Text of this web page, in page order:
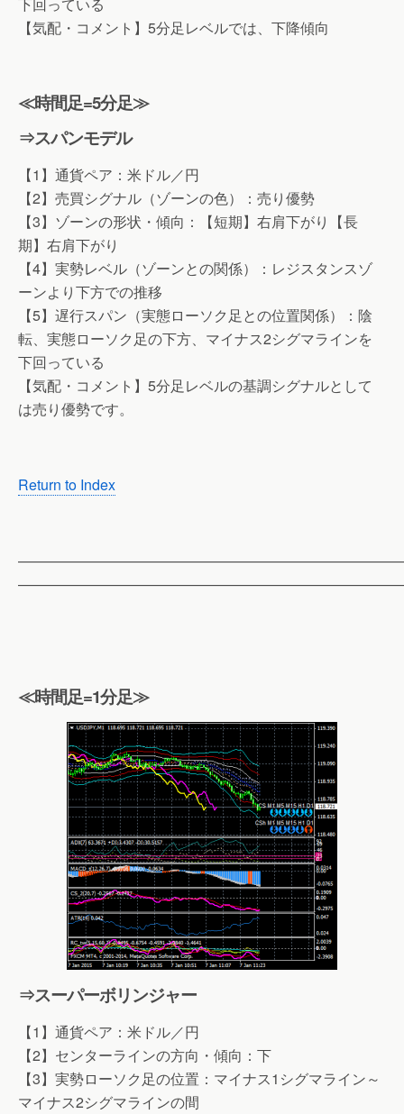
【気配・コメント】5分足レベルでは、下降傾向
≪時間足=5分足≫
⇒スパンモデル
【1】通貨ペア：米ドル／円
【2】売買シグナル（ゾーンの色）：売り優勢
【3】ゾーンの形状・傾向：【短期】右肩下がり【長
期】右肩下がり
【4】実勢レベル（ゾーンとの関係）：レジスタンスゾ
ーンより下方での推移
【5】遅行スパン（実態ローソク足との位置関係）：陰
転、実態ローソク足の下方、マイナス2シグマラインを
下回っている
【気配・コメント】5分足レベルの基調シグナルとして
は売り優勢です。
Return to Index
≪時間足=1分足≫
⇒スーパーボリンジャー
【1】通貨ペア：米ドル／円
【2】センターラインの方向・傾向：下
【3】実勢ローソク足の位置：マイナス1シグマライン～
マイナス2シグマラインの間